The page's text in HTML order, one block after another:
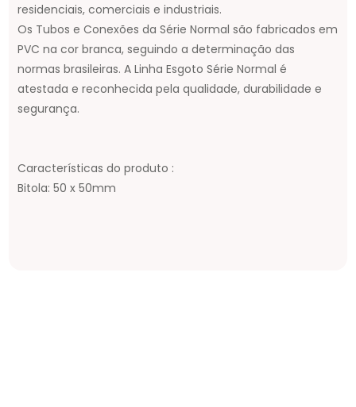
residenciais, comerciais e industriais.
Os Tubos e Conexões da Série Normal são fabricados em
PVC na cor branca, seguindo a determinação das
normas brasileiras. A Linha Esgoto Série Normal é
atestada e reconhecida pela qualidade, durabilidade e
segurança.
Características do produto :
Bitola: 50 x 50mm